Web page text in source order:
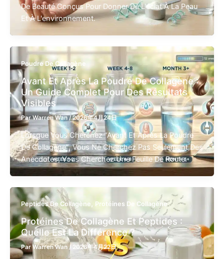
De Beauté Conçus Pour Donner De L'éclat À La Peau
Et À L'environnement.
Poudre De Collagène
Avant Et Après La Poudre De Collagène :
Un Guide Complet Pour Des Résultats
Visibles
ParWarren Wan/2026年4月24日
Lorsque Vous Cherchez “avant Et Après La Poudre
De Collagène”, Vous Ne Cherchez Pas Seulement Des
Anecdotes, Vous Cherchez Une Feuille De Route.
Peptides De Collagène, Protéines De Collagène
Protéines De Collagène Et Peptides :
Quelle Est La Différence ?
ParWarren Wan/ 2026年4月22日